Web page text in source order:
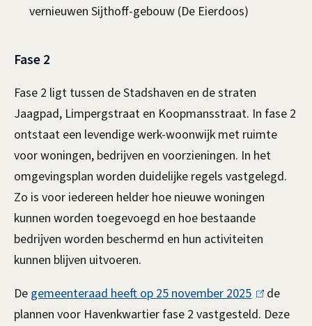
vernieuwen Sijthoff-gebouw (De Eierdoos)
Fase 2
Fase 2 ligt tussen de Stadshaven en de straten
Jaagpad, Limpergstraat en Koopmansstraat. In fase 2
ontstaat een levendige werk-woonwijk met ruimte
voor woningen, bedrijven en voorzieningen. In het
omgevingsplan worden duidelijke regels vastgelegd.
Zo is voor iedereen helder hoe nieuwe woningen
kunnen worden toegevoegd en hoe bestaande
bedrijven worden beschermd en hun activiteiten
kunnen blijven uitvoeren.
De gemeenteraad heeft op 25 november 2025
l
de
plannen voor Havenkwartier fase 2 vastgesteld. Deze